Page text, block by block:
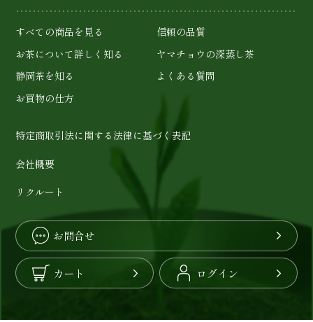
すべての商品を見る
信頼の品質
お茶について詳しく知る
ヤマチョウの深蒸し茶
静岡茶を知る
よくある質問
お買物の仕方
特定商取引法に関する法律に基づく表記
会社概要
リクルート
お問合せ
カート ログイン